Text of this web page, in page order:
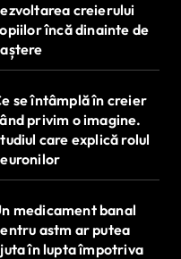
creierului
încă dinainte de
se întâmplă în creier
privim o imagine.
care explică rolul
medicament banal
astm ar putea
în lupta împotriva